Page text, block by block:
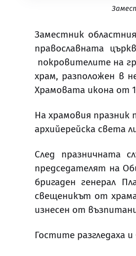
Заместник
православната
покровителите на
храм, разположен в
Храмовата икона от
На храмовия
архийерейска света
След празничната
председателят на
бригаден генерал
свещеникът от
изнесен от
Гостите разгледаха